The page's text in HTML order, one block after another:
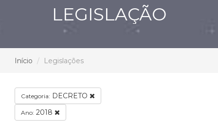
LEGISLAÇÃO
Início Legislações
Categoria: DECRETO
Ano: 2018